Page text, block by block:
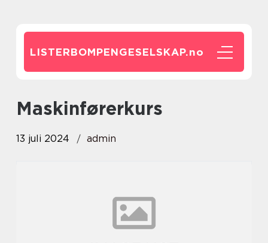
LISTERBOMPENGESELSKAP.no
Maskinførerkurs
13 juli 2024 admin